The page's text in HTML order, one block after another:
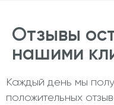
Отзывы
нашими
Каждый день мы
положительных